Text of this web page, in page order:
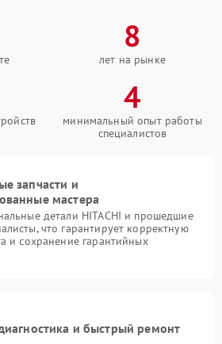
8
лет на рынке
4
минимальный опыт работы
специалистов
запчасти и
мастера
детали HITACHI и прошедшие
что гарантирует корректную
и сохранение гарантийных
и быстрый ремонт